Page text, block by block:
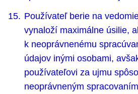
Používateľ berie na
vynaloží maximálne úsilie,
k neoprávnenému
údajov inými osobami,
používateľovi za ujmu
neoprávneným